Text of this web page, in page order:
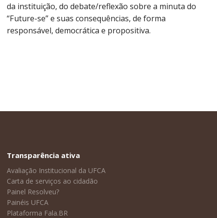
da instituição, do debate/reflexão sobre a minuta do
“Future-se” e suas consequências, de forma
responsável, democrática e propositiva.
Transparência ativa
Avaliação Institucional da UFCA
Carta de serviços ao cidadão
Painel Resolveu?
Painéis UFCA
Plataforma Fala.BR